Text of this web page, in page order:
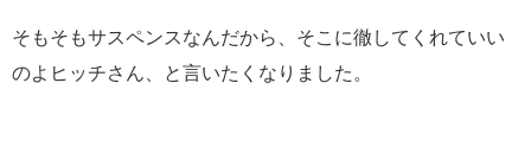
そもそもサスペンスなんだから、そこに徹してくれていい
のよヒッチさん、と言いたくなりました。